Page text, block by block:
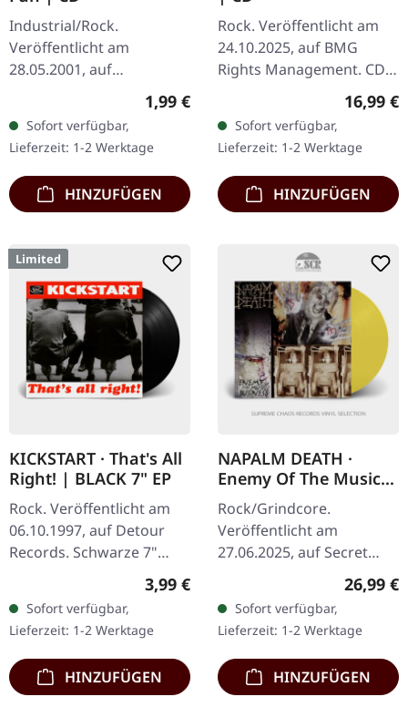
Industrial/Rock.
Veröffentlicht am
28.05.2001, auf
Moonstorm Records.
Crawling Monsters
Waiting For The Sky
Chemistry Forgotten…
Regulärer Preis:
1,99 €
Sofort verfügbar,
Lieferzeit: 1-2 Werktage
HINZUFÜGEN
Rock. Veröffentlicht am
24.10.2025, auf BMG
Rights Management. CD
im Jewelcase. Mammoth
kehren mit ihrem mit
Spannung erwarteten
Album "The End"…
16,99 €
Sofort verfügbar,
Lieferzeit: 1-2 Werktage
HINZUFÜGEN
Limited
KICKSTART · That's All
Right! | BLACK 7" EP
Rock. Veröffentlicht am
06.10.1997, auf Detour
Records. Schwarze 7"
Vinyl, limitiert auf 900
Exemplare. A1. Everyday,
Everynight A2. Vacation
B1.…
Regulärer Preis:
3,99 €
Sofort verfügbar,
Lieferzeit: 1-2 Werktage
HINZUFÜGEN
NAPALM DEATH ·
Enemy Of The Music
Business | YELLOW LP
Rock/Grindcore.
Veröffentlicht am
27.06.2025, auf Secret
Records. Gelbes Vinyl. Als
Napalm Death im Jahr
2000 "Enemy Of The
Music Business"…
26,99 €
Sofort verfügbar,
Lieferzeit: 1-2 Werktage
HINZUFÜGEN